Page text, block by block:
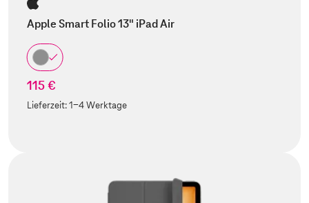
Apple Smart Folio 13" iPad Air
115 €
Lieferzeit:1-4 Werktage